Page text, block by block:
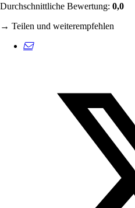
Durchschnittliche Bewertung: 0,0
→ Teilen und weiterempfehlen